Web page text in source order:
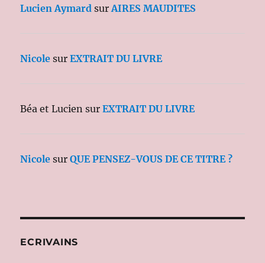
Lucien Aymard surAIRES MAUDITES
Nicole surEXTRAIT DU LIVRE
Béa et Lucien surEXTRAIT DU LIVRE
Nicole surQUE PENSEZ-VOUS DE CE TITRE ?
ECRIVAINS